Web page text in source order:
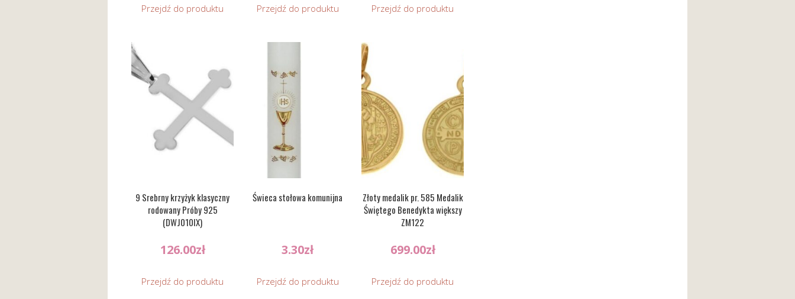
Przejdź do produktu Przejdź do produktu Przejdź do produktu
9 Srebrny krzyżyk klasyczny
rodowany Próby 925
(DWJ010IX)
126.00zł
Przejdź do produktu
Świeca stołowa komunijna
3.30zł
Przejdź do produktu
Złoty medalik pr. 585 Medalik
Świętego Benedykta większy
ZM122
699.00zł
Przejdź do produktu